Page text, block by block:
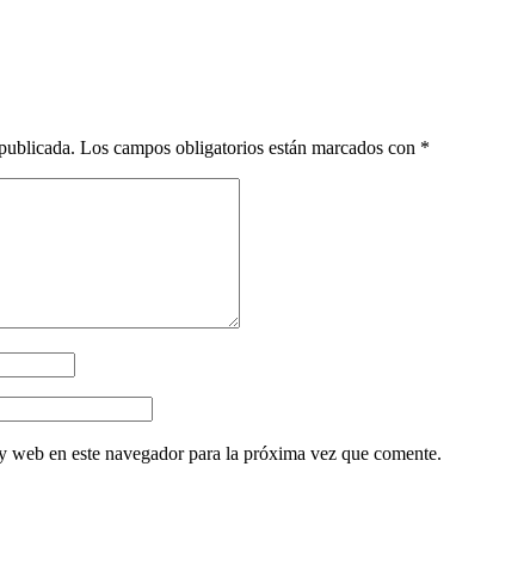
Los campos obligatorios están marcados con *
en este navegador para la próxima vez que comente.